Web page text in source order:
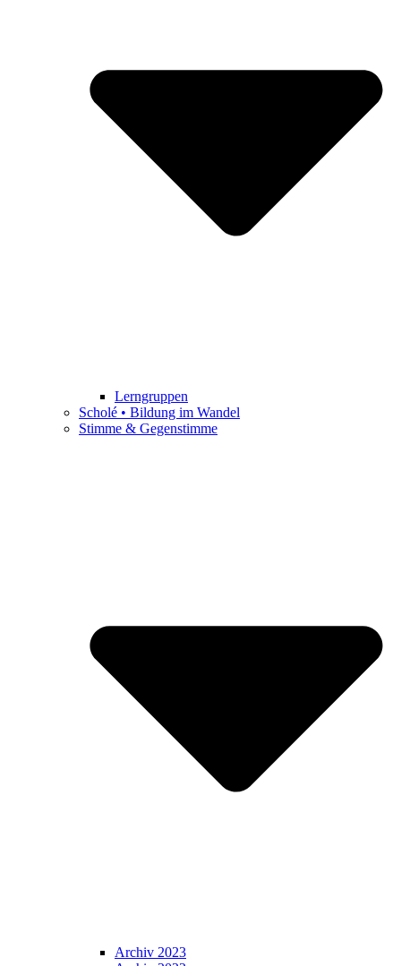
Lerngruppen
Scholé • Bildung im Wandel
Stimme & Gegenstimme
Archiv 2023